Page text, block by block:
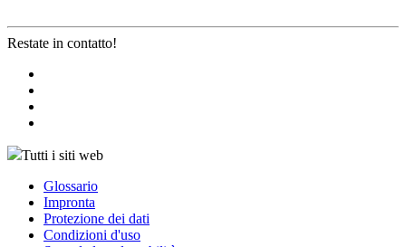
Restate in contatto!
Tutti i siti web
Glossario
Impronta
Protezione dei dati
Condizioni d'uso